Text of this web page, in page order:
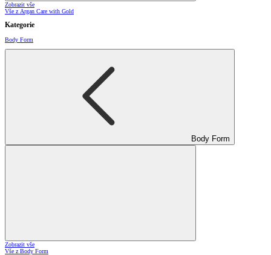
Zobrazit vše
Vše z Argan Care with Gold
Kategorie
Body Form
Body Form
Zobrazit vše
Vše z Body Form